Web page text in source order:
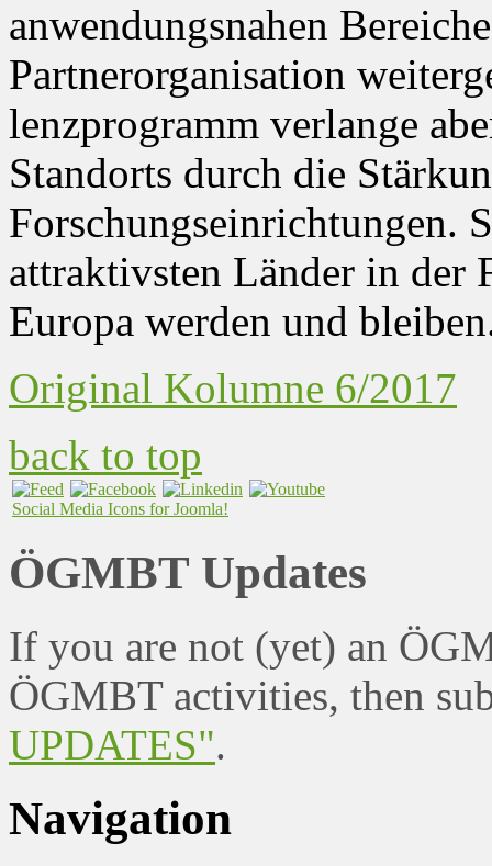
anwendungsnahen
Partnerorganisation
lenzprogramm verlange
Standorts durch die
Forschungseinrichtungen.
attraktivsten Länder in der
Europa werden und
Original Kolumne 6/2017
back to top
Social Media Icons for Joomla!
ÖGMBT Updates
If you are not (yet) an
ÖGMBT activities, then
UPDATES".
Navigation